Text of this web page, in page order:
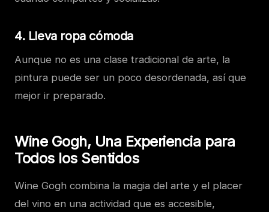
4. Lleva ropa cómoda
Aunque no es una clase tradicional de arte, la
pintura puede ser un poco desordenada, así que
mejor ir preparado.
Wine Gogh, Una Experiencia para
Todos los Sentidos
Wine Gogh combina la magia del arte y el placer
del vino en una actividad que es accesible,